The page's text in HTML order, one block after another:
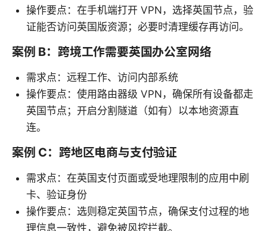
操作要点：在手机端打开 VPN，选择英国节点，验
证能否访问英国版资源；必要时清理缓存再访问。
案例 B：跨境工作需要英国办公室网络
需求点：远程工作、访问内部系统
操作要点：使用路由器级 VPN，确保所有设备都走
英国节点；开启分割隧道（如有）以本地资源直
连。
案例 C：跨地区电商与支付验证
需求点：在英国支付页面或受地理限制的应用中刷
卡、验证身份
操作要点：选则稳定英国节点，确保支付过程的地
理信息一致性，避免被风控拦截。